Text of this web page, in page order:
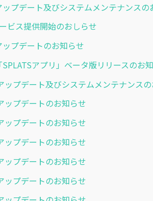
プデート及びシステムメンテナンスの
ビス提供開始のおしらせ
プデートのお知らせ
アプリ」ベータ版リリースのお
プデート及びシステムメンテナンス
プデートのお知らせ
プデートのお知らせ
プデートのお知らせ
プデートのお知らせ
プデートのお知らせ